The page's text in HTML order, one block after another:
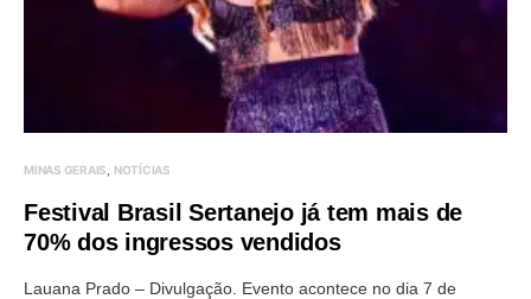
MINAS GERAIS NOTÍCIAS
Festival Brasil Sertanejo já tem mais de
70% dos ingressos vendidos
Lauana Prado – Divulgação. Evento acontece no dia 7 de